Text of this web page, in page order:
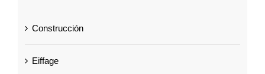
Construcción
Eiffage